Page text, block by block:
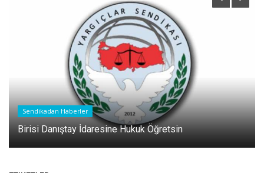
Sendikadan Haberler
Birisi Danıştay İdaresine Hukuk Öğretsin